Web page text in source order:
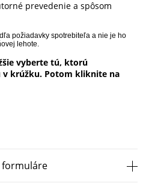
prevedenie a spôsom
požiadavky spotrebiteľa a nie je ho
lehote.
vyberte tú, ktorú
v krúžku. Potom kliknite na
formuláre